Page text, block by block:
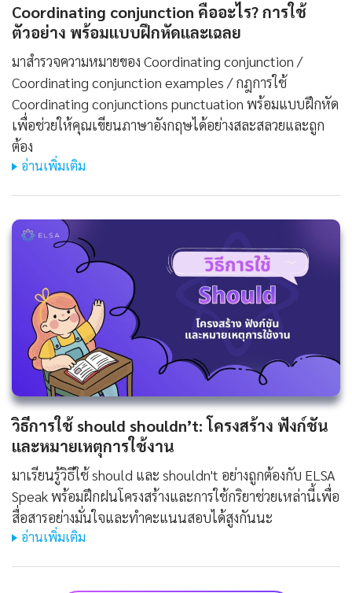
Coordinating conjunction คืออะไร? การใช้
ตัวอย่าง พร้อมแบบฝึกหัดและเฉลย
มาสำรวจความหมายของ Coordinating conjunction /
Coordinating conjunction examples / กฎการใช้
Coordinating conjunctions punctuation พร้อมแบบฝึกหัด
เพื่อช่วยให้คุณเขียนภาษาอังกฤษได้อย่างสละสลวยและถูก
ต้อง
อ่านเพิ่มเติม
วิธีการใช้ should shouldn’t: โครงสร้าง ฟังก์ชัน
และหมายเหตุการใช้งาน
มาเรียนรู้วิธีใช้ should และ shouldn't อย่างถูกต้องกับ ELSA
Speak พร้อมฝึกฝนโครงสร้างและการใช้กริยาช่วยเหล่านี้เพื่อ
สื่อสารอย่างมั่นใจและทำคะแนนสอบได้สูงกันนะ
อ่านเพิ่มเติม